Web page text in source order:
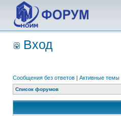
Вход
Сообщения без ответов | Активные темы
Список форумов